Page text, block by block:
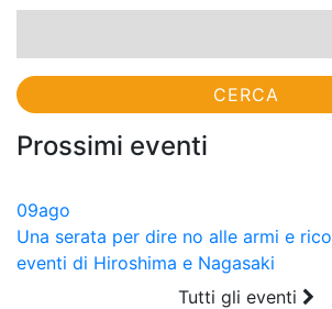
Prossimi eventi
09ago
Una serata per dire no alle armi e
eventi di Hiroshima e Nagasaki
Tutti gli eventi